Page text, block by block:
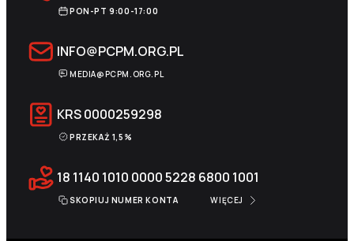
PON-PT 9:00-17:00
INFO@PCPM.ORG.PL
MEDIA@PCPM.ORG.PL
KRS0000259298
PRZEKAŻ 1,5%
18 1140 1010 0000 5228 6800 1001
SKOPIUJ NUMER KONTA WIĘCEJ